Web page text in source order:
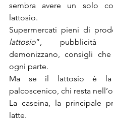
sembra avere un solo
lattosio.
Supermercati pieni di
lattosio”,
demonizzano, consigli
ogni parte.
Ma se il lattosio è la
palcoscenico, chi resta
La caseina, la principale
latte.